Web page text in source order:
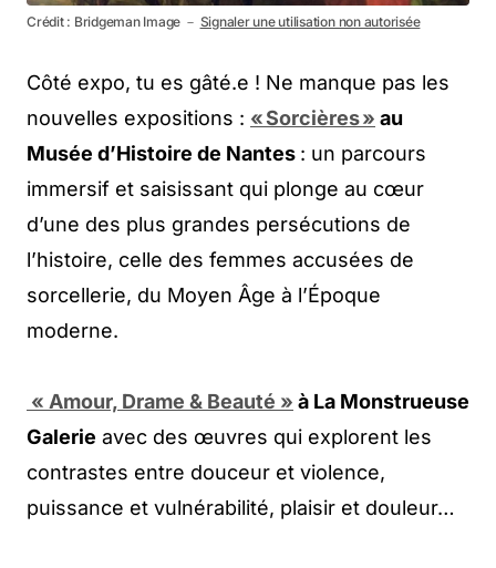
Crédit : Bridgeman Image － Signaler une utilisation non autorisée
Côté expo, tu es gâté.e ! Ne manque pas les
nouvelles expositions : « Sorcières » au
Musée d’Histoire de Nantes : un parcours
immersif et saisissant qui plonge au cœur
d’une des plus grandes persécutions de
l’histoire, celle des femmes accusées de
sorcellerie, du Moyen Âge à l’Époque
moderne.
« Amour, Drame & Beauté » à La Monstrueuse
Galerie avec des œuvres qui explorent les
contrastes entre douceur et violence,
puissance et vulnérabilité, plaisir et douleur…